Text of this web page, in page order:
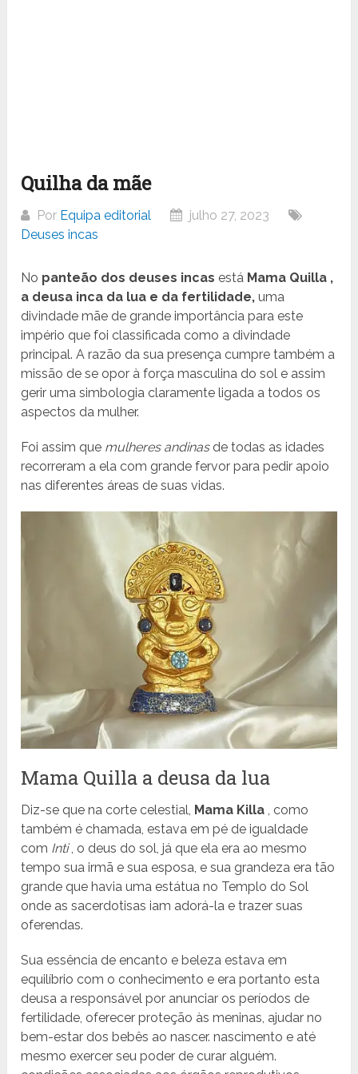
Quilha da mãe
Por Equipa editorial
julho 27, 2023
Deuses incas
No panteão dos deuses incas está Mama Quilla ,
a deusa inca da lua e da fertilidade, uma
divindade mãe de grande importância para este
império que foi classificada como a divindade
principal. A razão da sua presença cumpre também a
missão de se opor à força masculina do sol e assim
gerir uma simbologia claramente ligada a todos os
aspectos da mulher.
Foi assim que mulheres andinasde todas as idades
recorreram a ela com grande fervor para pedir apoio
nas diferentes áreas de suas vidas.
Mama Quilla a deusa da lua
Diz-se que na corte celestial, Mama Killa , como
também é chamada, estava em pé de igualdade
com Inti, o deus do sol, já que ela era ao mesmo
tempo sua irmã e sua esposa, e sua grandeza era tão
grande que havia uma estátua no Templo do Sol
onde as sacerdotisas iam adorá-la e trazer suas
oferendas.
Sua essência de encanto e beleza estava em
equilíbrio com o conhecimento e era portanto esta
deusa a responsável por anunciar os períodos de
fertilidade, oferecer proteção às meninas, ajudar no
bem-estar dos bebês ao nascer. nascimento e até
mesmo exercer seu poder de curar alguém.